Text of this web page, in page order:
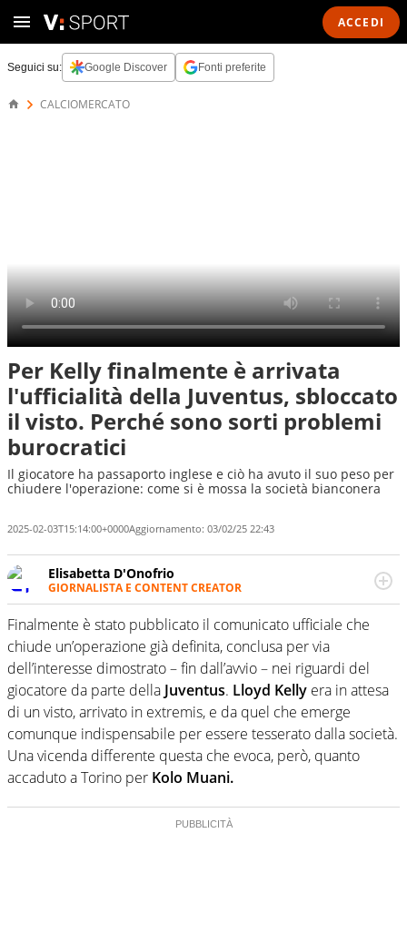
ACCEDI
Seguici su: Google Discover Fonti preferite
CALCIOMERCATO
Per Kelly finalmente è arrivata
l'ufficialità della Juventus, sbloccato
il visto. Perché sono sorti problemi
burocratici
Il giocatore ha passaporto inglese e ciò ha avuto il suo peso per
chiudere l'operazione: come si è mossa la società bianconera
2025-02-03T15:14:00+0000Aggiornamento: 03/02/25 22:43
Elisabetta D'Onofrio
GIORNALISTA E CONTENT CREATOR
Giornalista professionista dal 2007, scrive per curiosità
personale e necessità: soprattutto di calcio, di sport e dei
suoi protagonisti, concedendosi innocenti evasioni
nell'ambito della creazione di format. Un tempo ala
destra, oggi si sente a suo agio nel ruolo di libero. Cura
una classifica riservata dei migliori 5 calciatori di sempre.
Finalmente è stato pubblicato il comunicato ufficiale che
chiude un’operazione già definita, conclusa per via
dell’interesse dimostrato – fin dall’avvio – nei riguardi del
giocatore da parte della Juventus. Lloyd Kelly era in attesa
di un visto, arrivato in extremis, e da quel che emerge
comunque indispensabile per essere tesserato dalla società.
Una vicenda differente questa che evoca, però, quanto
accaduto a Torino per Kolo Muani.